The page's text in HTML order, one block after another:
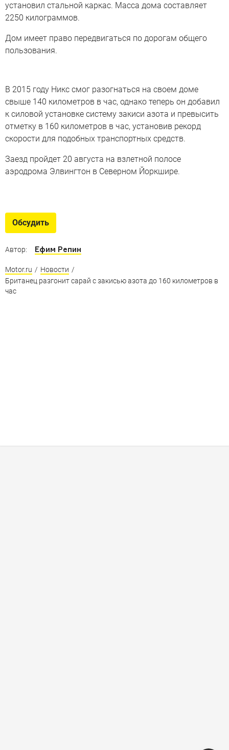
установил стальной каркас. Масса дома составляет
2250 килограммов.
Дом имеет право передвигаться по дорогам общего
пользования.
В 2015 году Никс смог разогнаться на своем доме
свыше 140 километров в час, однако теперь он добавил
к силовой установке систему закиси азота и превысить
отметку в 160 километров в час, установив рекорд
скорости для подобных транспортных средств.
Заезд пройдет 20 августа на взлетной полосе
аэродрома Элвингтон в Северном Йоркшире.
Самые странные транспортные средства, попавшие в
Обсудить
Автор: Ефим Репин
Motor.ru / Новости /
Британец разгонит сарай с закисью азота до 160 километров в
час